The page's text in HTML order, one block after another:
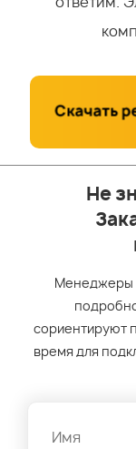
Не
Менеджеры
сориентируют
время для